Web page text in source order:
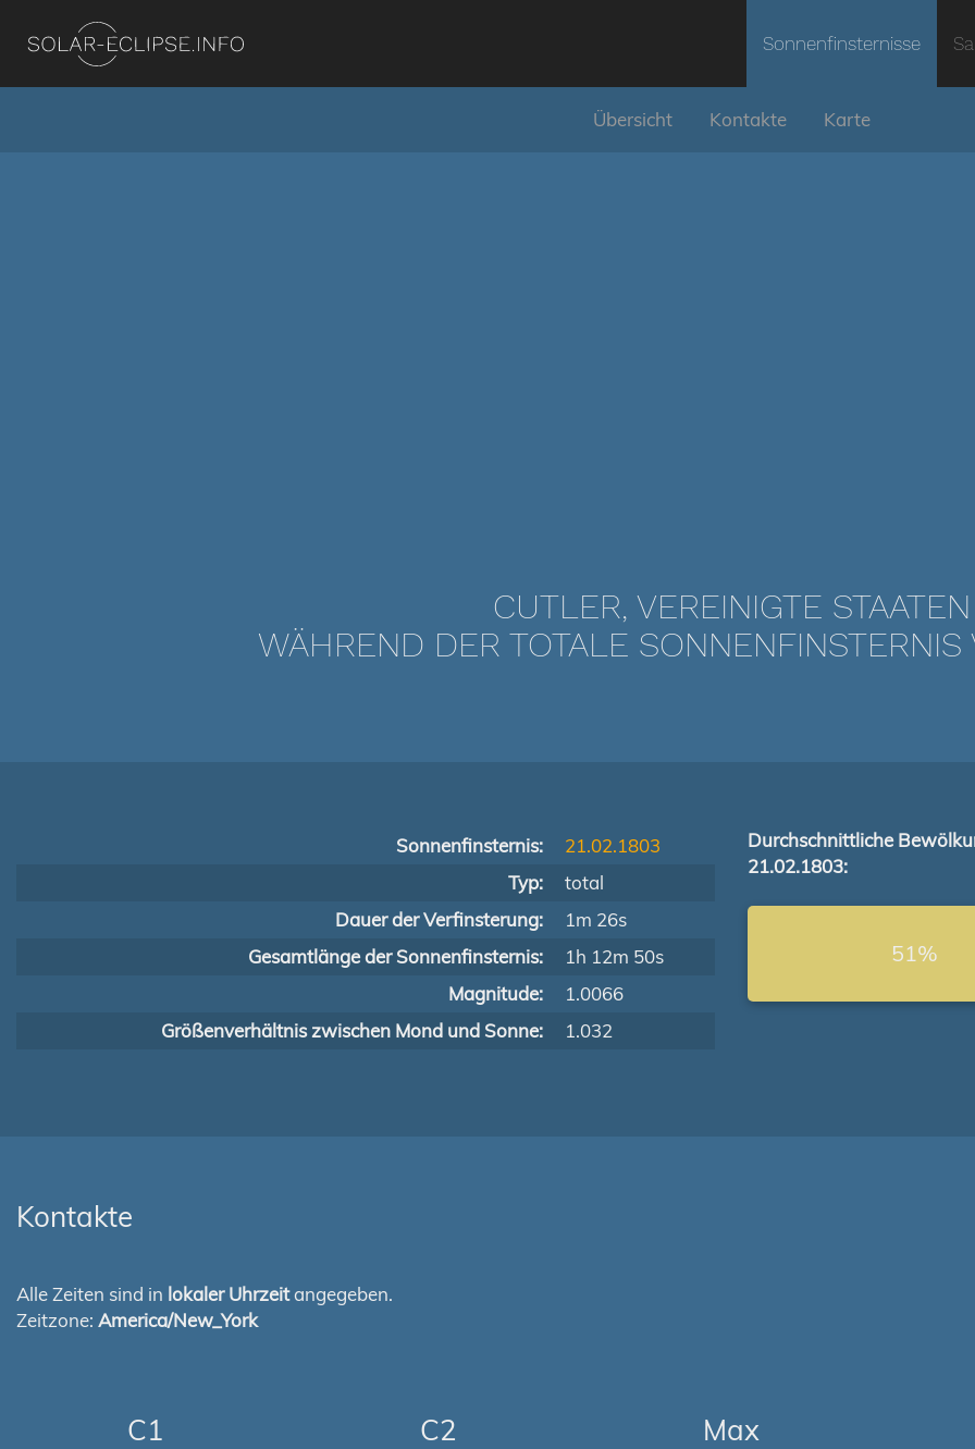
Sonnenfinsternisse
Übersicht Kontakte Karte
CUTLER, VEREINIGTE STAATEN
WÄHREND DER TOTALE SONNENFINSTERNIS
Sonnenfinsternis:
21.02.1803
Typ:
total
Dauer der Verfinsterung:
1m 26s
Gesamtlänge der Sonnenfinsternis:
1h 12m 50s
Magnitude:
1.0066
Größenverhältnis zwischen Mond und Sonne:
1.032
Durchschnittliche
21.02.1803:
51%
Kontakte
Alle Zeiten sind in lokaler Uhrzeitangegeben.
Zeitzone: America/New_York
C1 C2 Max